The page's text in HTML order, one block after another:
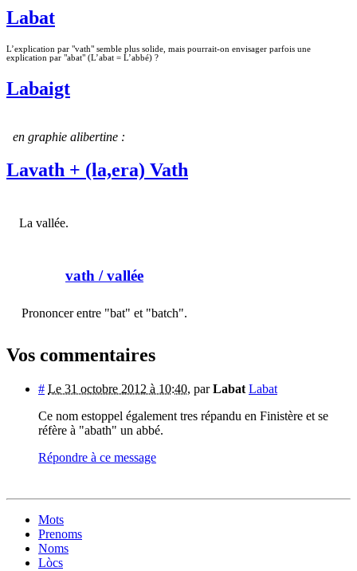
Labat
L’explication par "vath" semble plus solide, mais pourrait-on envisager parfois une
explication par "abat" (L’abat = L’abbé) ?
Labaigt
en graphie alibertine :
Lavath + (la,era) Vath
La vallée.
vath / vallée
Prononcer entre "bat" et "batch".
Vos commentaires
# Le 31 octobre 2012 à 10:40, parLabat Labat
Ce nom estoppel également tres répandu en Finistère et se
réfère à "abath" un abbé.
Répondre à ce message
Mots
Prenoms
Noms
Lòcs